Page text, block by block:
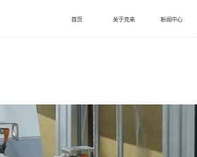
首页 关于克来 新闻中心